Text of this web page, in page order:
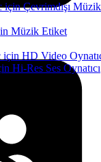
Çevrimdışı Müzik
Müzik Etiket
HD Video
Hi-Res Ses Oynatıcı